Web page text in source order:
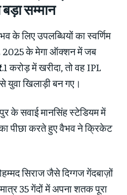
सम्मान
लिए उपलब्धियों का स्वर्णिम
2025 के मेगा ऑक्शन में जब
करोड़ में खरीदा, तो वह IPL
युवा खिलाड़ी बन गए।
के सवाई मानसिंह स्टेडियम में
पीछा करते हुए वैभव ने क्रिकेट
सिराज जैसे दिग्गज गेंदबाज़ों
35 गेंदों में अपना शतक पूरा